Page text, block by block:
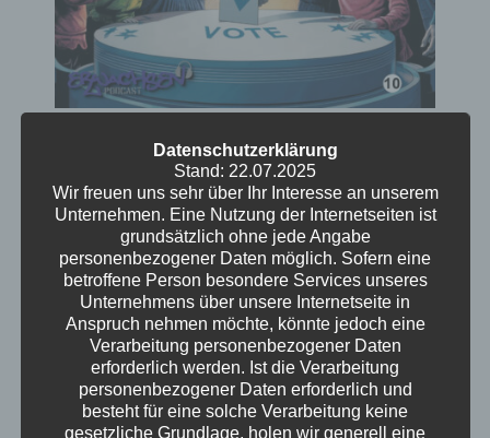
Adultisten?
Mit Intro und Outtake gleich vornweg, ohne zu
schneiden. Alt gegen jung? Ute hat einen
Mann gedatet. Kristof hat Vorfreude und
Phantomschmerz. Emma und Matilda wissen
alles über Adultismus. Ute spricht von
Montessori und Demokratie. Masse und
Universum kommen auch vor. Ach ja, Hund
Milow ist wieder dabei.
Erwachsen – der Podcast
Datenschutzerklärung
Stand: 22.07.2025
Wir freuen uns sehr über Ihr Interesse an unserem
Unternehmen. Eine Nutzung der Internetseiten ist
grundsätzlich ohne jede Angabe
personenbezogener Daten möglich. Sofern eine
betroffene Person besondere Services unseres
Unternehmens über unsere Internetseite in
Anspruch nehmen möchte, könnte jedoch eine
Verarbeitung personenbezogener Daten
erforderlich werden. Ist die Verarbeitung
personenbezogener Daten erforderlich und
besteht für eine solche Verarbeitung keine
gesetzliche Grundlage, holen wir generell eine